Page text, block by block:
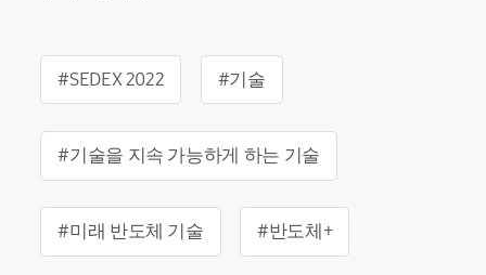
#SEDEX 2022 #기술
#기술을 지속 가능하게 하는 기술
#미래 반도체 기술 #반도체+